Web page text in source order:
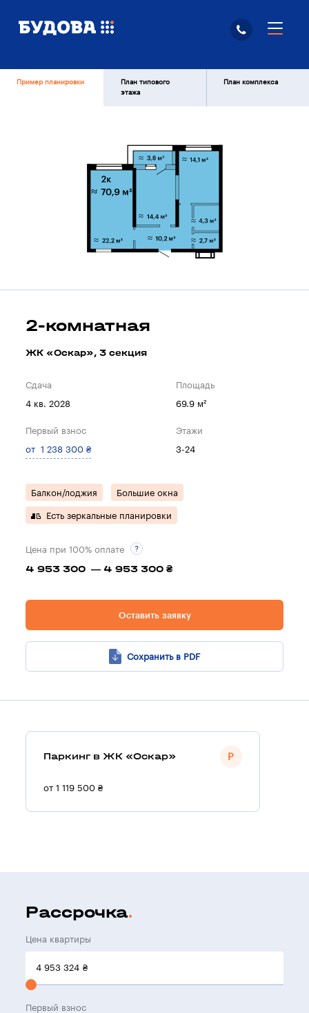
Пример планировки
План типового
этажа
План комплекса
2-комнатная
ЖК «Оскар», 3 секция
Сдача
4 кв. 2028
Площадь
69.9 м²
Первый взнос
от 1 238 300 ₴
Этажи
3-24
Балкон/лоджия Большие окна
Есть зеркальные планировки
Цена при 100% оплате
4 953 300 — 4 953 300 ₴
Оставить заявку
Сохранить в PDF
Паркинг в ЖК «Оскар»
от 1 119 500 ₴
Рассрочка
Цена квартиры
4 953 324 ₴
Первый взнос